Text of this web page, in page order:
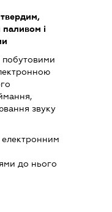
паливом і
побутовими
звуку
електронним
до нього